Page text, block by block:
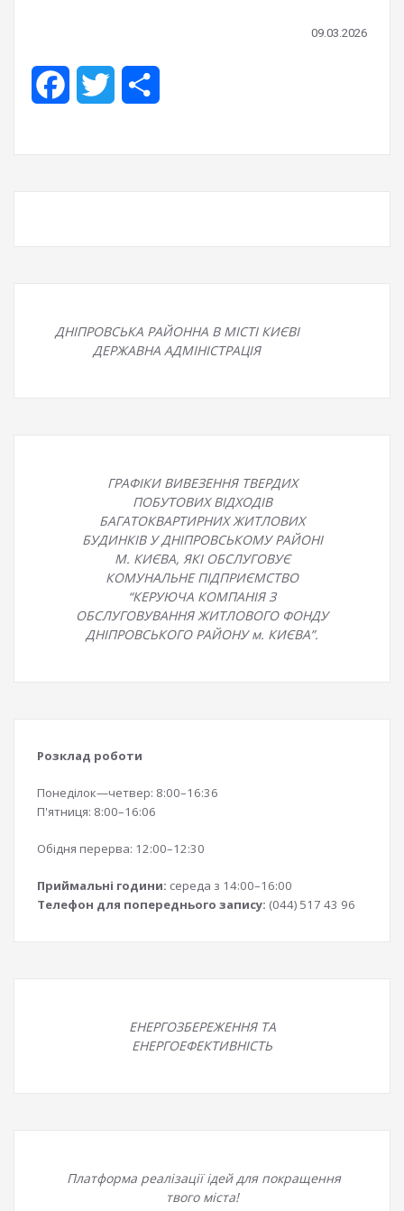
09.03.2026
FacebookTwitter
ДНІПРОВСЬКА РАЙОННА В МІСТІ КИЄВІ
ДЕРЖАВНА АДМІНІСТРАЦІЯ
ГРАФІКИ ВИВЕЗЕННЯ ТВЕРДИХ
ПОБУТОВИХ ВІДХОДІВ
БАГАТОКВАРТИРНИХ ЖИТЛОВИХ
БУДИНКІВ У ДНІПРОВСЬКОМУ РАЙОНІ
М. КИЄВА, ЯКІ ОБСЛУГОВУЄ
КОМУНАЛЬНЕ ПІДПРИЄМСТВО
“КЕРУЮЧА КОМПАНІЯ З
ОБСЛУГОВУВАННЯ ЖИТЛОВОГО ФОНДУ
ДНІПРОВСЬКОГО РАЙОНУ м. КИЄВА”.
Розклад роботи
Понеділок—четвер: 8:00–16:36
П'ятниця: 8:00–16:06
Обідня перерва: 12:00–12:30
Приймальні години: середа з 14:00–16:00
Телефон для попереднього запису: (044) 517 43 96
ЕНЕРГОЗБЕРЕЖЕННЯ ТА
ЕНЕРГОЕФЕКТИВНІСТЬ
Платформа реалізації ідей для покращення
твого міста!